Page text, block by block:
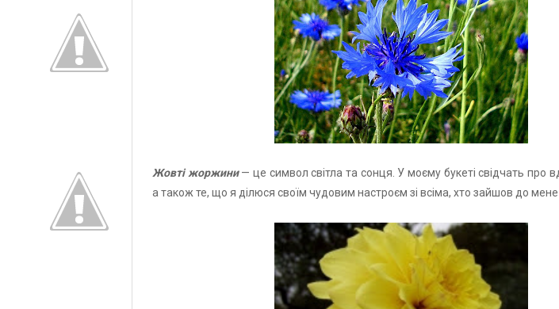
Жовті жоржини— це символ світла та сонця. У моєму букеті свідчать про
а також те, що я ділюся своїм чудовим настроєм зі всіма, хто зайшов до мене